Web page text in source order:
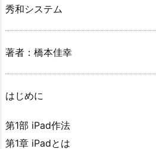
秀和システム
著者：橋本佳幸
はじめに
第1部 iPad作法
第1章 iPadとは